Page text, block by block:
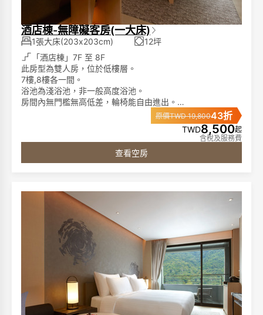
酒店棟-無障礙客房(一大床)
1張大床(203x203cm)
12坪
「酒店棟」7F 至 8F
此房型為雙人房，位於低樓層。
7樓,8樓各一間。
浴池為淺浴池，非一般高度浴池。
房間內無門檻無高低差，輪椅能自由進出。
浴室使用滑動門加寬設計，並於多處安裝扶手，輔助賓客們
開放式衣櫃設計，放置或拿取衣服都很方便。
費無線網路 。
獨立淺泡湯池、免治馬桶、成人及兒童浴衣(2歲以上)、仿藺
草拖鞋、1500W 吹風機、洗髮精、沐浴精、潤髮乳。
圖片僅供參考，依據各房型規格將有所不同。
**寒沐酒店分為「酒店棟」與「行館棟」，兩棟之間隔著一
條小馬路。**
**​​​​​​​請您留意預訂時所選擇的棟別。**
原價TWD 19,80043折
TWD8,500起
含稅及服務費
查看空房